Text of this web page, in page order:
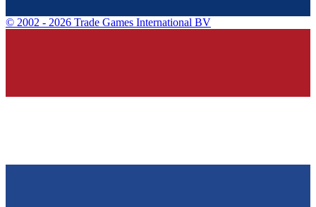
© 2002 - 2026 Trade Games International BV